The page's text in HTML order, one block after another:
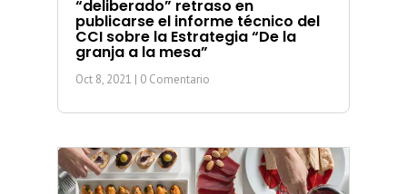
“deliberado” retraso en
publicarse el informe técnico del
CCI sobre la Estrategia “De la
granja a la mesa”
Oct 8, 2021 | 0 Comentario